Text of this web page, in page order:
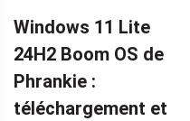
Windows 11 Lite
24H2 Boom OS de
Phrankie :
téléchargement et